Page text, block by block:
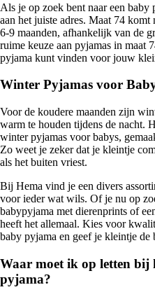
Als je op zoek bent naar een
aan het juiste adres. Maat 74 komt
6-9 maanden, afhankelijk van de
ruime keuze aan pyjamas in maat
pyjama kunt vinden voor jouw
Winter Pyjamas voor
Voor de koudere maanden zijn
warm te houden tijdens de nacht.
winter pyjamas voor babys,
Zo weet je zeker dat je kleintje
als het buiten vriest.
Bij Hema vind je een divers
voor ieder wat wils. Of je nu op
babypyjama met dierenprints of
heeft het allemaal. Kies voor
baby pyjama en geef je kleintje de
Waar moet ik op letten bij
pyjama?